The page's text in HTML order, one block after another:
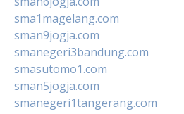
sma1magelang.com
sman9jogja.com
smanegeri3bandung.com
smasutomo1.com
sman5jogja.com
smanegeri1tangerang.com